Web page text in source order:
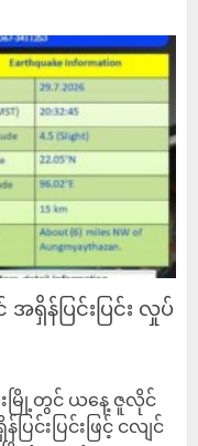
ရှိန်ပြင်းပြင်း လှုပ်
မြို့တွင် ယနေ့ ဇူလိုင်
င်းပြင်းဖြင့် ငလျင်